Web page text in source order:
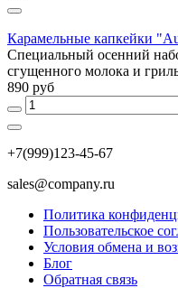
Карамельные капкейки
Специальный осенний
сгущенного молока и
890 руб
+7(999)123-45-67
sales@company.ru
Политика
Пользовательское
Условия обмена и
Блог
Обратная связь